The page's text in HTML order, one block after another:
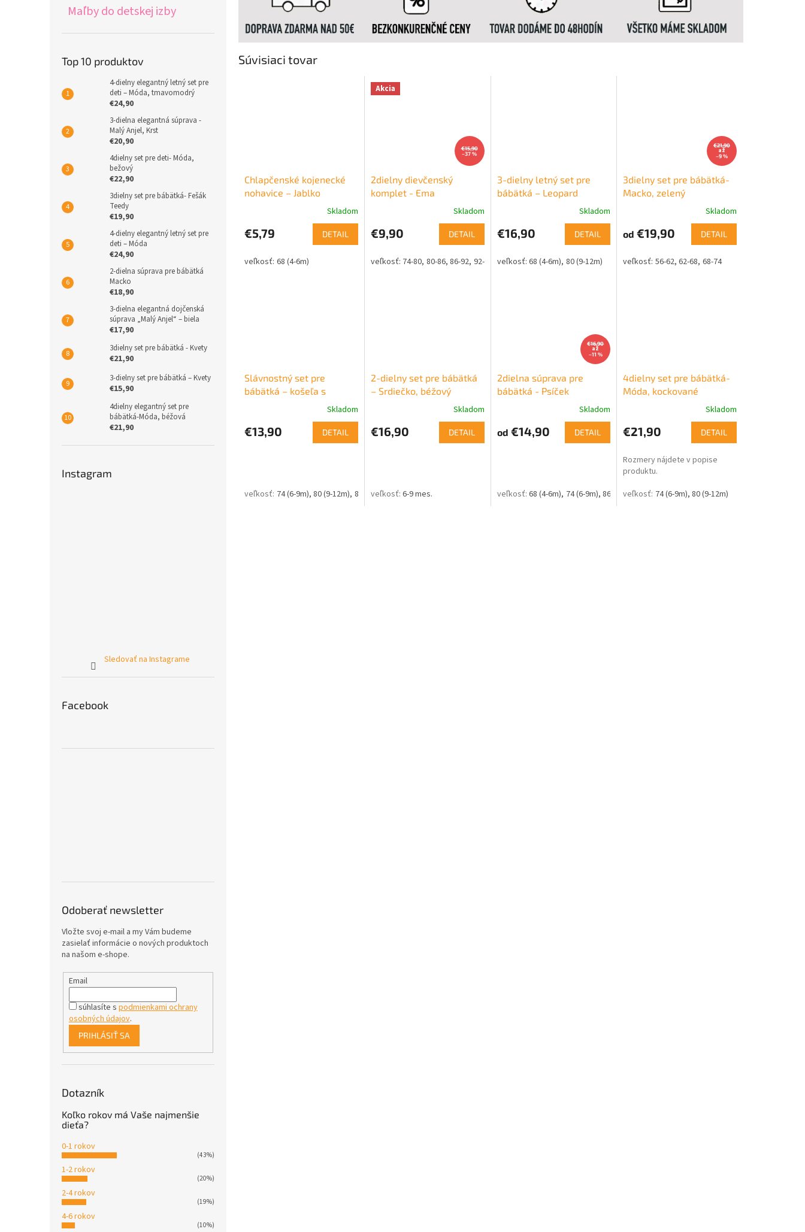
Maľby do detskej izby
Top 10 produktov
4-dielny elegantný letný set pre
deti – Móda, tmavomodrý
€24,90
3-dielna elegantná súprava -
Malý Anjel, Krst
€20,90
4dielny set pre deti- Móda,
bežový
€22,90
3dielny set pre bábätká- Fešák
Teedy
€19,90
4-dielny elegantný letný set pre
deti – Móda
€24,90
2-dielna súprava pre bábätká
Macko
€18,90
3-dielna elegantná dojčenská
súprava „Malý Anjel“ – biela
€17,90
3dielny set pre bábätká - Kvety
€21,90
3-dielny set pre bábätká – Kvety
€15,90
4dielny elegantný set pre
bábätká-Móda, béžová
€21,90
Instagram
Sledovať na Instagrame
Facebook
Odoberať newsletter
Vložte svoj e-mail a my Vám budeme
zasielať informácie o nových produktoch
na našom e-shope.
Email
súhlasíte s podmienkami ochrany
osobných údajov.
PRIHLÁSIŤ SA
Dotazník
Koľko rokov má Vaše najmenšie
dieťa?
0-1 rokov
(43%)
1-2 rokov
(20%)
2-4 rokov
(19%)
4-6 rokov
(10%)
Súvisiaci tovar
Chlapčenské kojenecké
nohavice – Jablko
Skladom
€5,79 DETAIL
68 (4-6m)
Akcia
€15,90
–37 %
2dielny dievčenský
komplet - Ema
Skladom
€9,90 DETAIL
74-80 80-86 86-92 92-98
3-dielny letný set pre
bábätká – Leopard
Skladom
€16,90 DETAIL
68 (4-6m) 80 (9-12m)
€21,90
až
–9 %
3dielny set pre bábätká-
Macko, zelený
Skladom
od €19,90 DETAIL
56-62 62-68 68-74
Slávnostný set pre
bábätká – košeľa s
Skladom
€13,90 DETAIL
74 (6-9m) 80 (9-12m) 86 (12-18m) 92 (18-24m)
2-dielny set pre bábätká
– Srdiečko, béžový
Skladom
€16,90 DETAIL
6-9 mes.
€16,90
až
–11 %
2dielna súprava pre
bábätká - Psíček
Skladom
od €14,90 DETAIL
68 (4-6m) 74 (6-9m) 86 (12-18m)
4dielny set pre bábätká-
Móda, kockované
Skladom
€21,90 DETAIL
Rozmery nájdete v popise
produktu.
74 (6-9m) 80 (9-12m)